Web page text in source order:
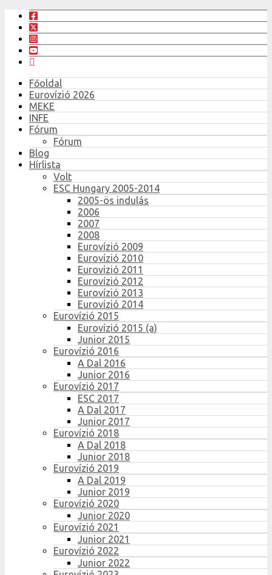
Főoldal
Eurovízió 2026
MEKE
INFE
Fórum
Fórum
Blog
Hírlista
Volt
ESC Hungary 2005-2014
2005-ös indulás
2006
2007
2008
Eurovízió 2009
Eurovízió 2010
Eurovízió 2011
Eurovízió 2012
Eurovízió 2013
Eurovízió 2014
Eurovízió 2015
Eurovízió 2015 (a)
Junior 2015
Eurovízió 2016
A Dal 2016
Junior 2016
Eurovízió 2017
ESC 2017
A Dal 2017
Junior 2017
Eurovízió 2018
A Dal 2018
Junior 2018
Eurovízió 2019
A Dal 2019
Junior 2019
Eurovízió 2020
Junior 2020
Eurovízió 2021
Junior 2021
Eurovízió 2022
Junior 2022